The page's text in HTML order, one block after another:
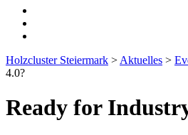
Holzcluster Steiermark > Aktuelles >
4.0?
Ready for